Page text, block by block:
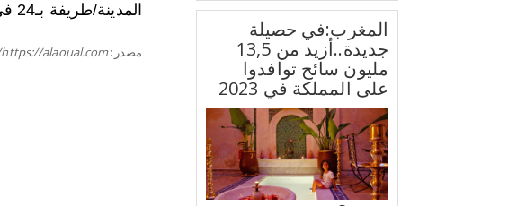
المدينة/طريفة بـ24 في المائة.
مصدر:https://alaoual.com/
المغرب:في حصيلة
جديدة..أزيد من 13,5
مليون سائح توافدوا
على المملكة في 2023